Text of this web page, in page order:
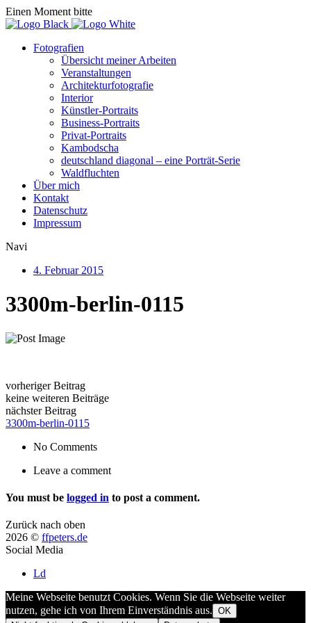
Einen Moment bitte
Fotografien
Übersicht meiner Arbeiten
Veranstaltungen
Architekturfotografie
Interior
Künstler-Portraits
Business-Portraits
Privat-Portraits
Kambodscha
deutschland diagonal – eine Porträt-Serie
Waldfluchten
Über mich
Kontakt
Datenschutz
Impressum
Navi
4. Februar 2015
3300m-berlin-0115
vorheriger Beitrag
keine weiteren Beiträge
nächster Beitrag
3300m-berlin-0115
No Comments
Leave a comment
You must be logged in to post a comment.
Zurück nach oben
2026 © ffpeters.de
Social Media
Ld
Meine Webseite benutzt Cookies. Wenn Sie die Webseite weiter
nutzen, gehe ich von Ihrem Einverständnis aus. OK